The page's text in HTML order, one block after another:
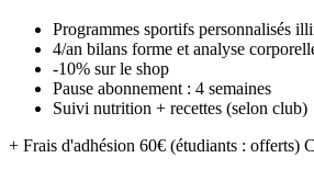
Programmes sportifs personnalisés
4/an bilans forme et analyse
-10% sur le shop
Pause abonnement : 4 semaines
Suivi nutrition + recettes (selon club)
+ Frais d'adhésion 60€ (étudiants : offerts)